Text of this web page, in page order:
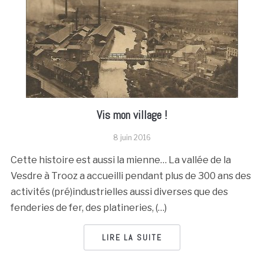
Vis mon village !
8 juin 2016
Cette histoire est aussi la mienne… La vallée de la
Vesdre à Trooz a accueilli pendant plus de 300 ans des
activités (pré)industrielles aussi diverses que des
fenderies de fer, des platineries, (…)
LIRE LA SUITE